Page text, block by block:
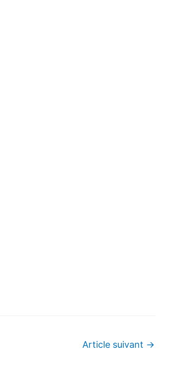
Article suivant →